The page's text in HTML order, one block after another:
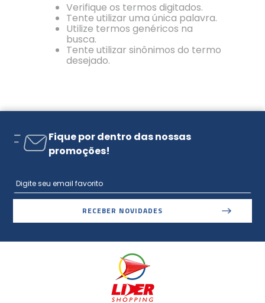
Verifique os termos digitados.
Tente utilizar uma única palavra.
Utilize termos genéricos na
busca.
Tente utilizar sinônimos do termo
desejado.
Fique por dentro das nossas
promoções!
RECEBER NOVIDADES